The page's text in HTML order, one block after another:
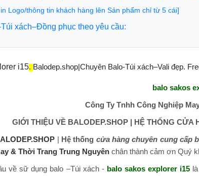
Logo/thông tin khách hàng lên Sản phẩm chỉ từ 5 cái]
xách–Đồng phục theo yêu cầu:
i15. Balodep.shop|Chuyên Balo-Túi xách–Vali đẹp.
balo sakos
Công Ty Tnhh Công Nghiệp
GIỚI THIỆU VỀ BALODEP.SHOP | HỆ THỐNG
| Hệ thống cửa hàng chuyên cung cấp
& Thời Trang Trung Nguyên chân thành cảm ơn Quý
về sữ dụng balo –Túi xách - balo sakos explorer i15